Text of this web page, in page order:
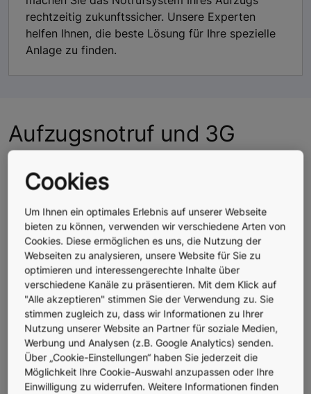
rechtzeitig zukunftssicher. Unsere Experten
helfen Ihnen, die beste Lösung für Ihre spezielle
Anlage zu finden.
Aufzugsnotruf und 3G
Frequenzen
Wann werden die 3G-Frequenzen abgeschaltet?
Wie kann ich überprüfen, ob das Notrufsystem meines
Aufzugs umgerüstet werden muss?
Warum wurde alte Technologie verbaut / Warum haben sie
nicht direkt 4G eingebaut?
Cookies
Um Ihnen ein optimales Erlebnis auf unserer Webseite
bieten zu können, verwenden wir verschiedene Arten von
Cookies. Diese ermöglichen es uns, die Nutzung der
Webseiten zu analysieren, unsere Website für Sie zu
optimieren und interessengerechte Inhalte über
verschiedene Kanäle zu präsentieren. Mit dem Klick auf
"Alle akzeptieren" stimmen Sie der Verwendung zu. Sie
stimmen zugleich zu, dass wir Informationen zu Ihrer
Nutzung unserer Website an Partner für soziale Medien,
Werbung und Analysen (z.B. Google Analytics) senden.
Über „Cookie-Einstellungen“ haben Sie jederzeit die
Möglichkeit Ihre Cookie-Auswahl anzupassen oder Ihre
Einwilligung zu widerrufen. Weitere Informationen finden